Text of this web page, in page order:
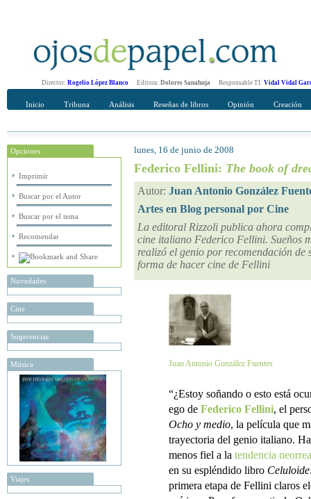
Director: Rogelio López Blanco Editora: Dolores Sanahuja Responsable TI: Vidal Vidal
Inicio Tribuna Análisis Reseñas de libros Opinión Creación
Opciones
Imprimir
Buscar por el Autor
Buscar por el tema
Recomendar
Novedades
Cine
Sugerencias
Música
Viajes
Recomendar
Su nombre Completo
lunes, 16 de junio de 2008
Federico Fellini: The book of
Autor: Juan Antonio González
Artes en Blog personal por Cine
La editoral Rizzoli publica ahora
cine italiano Federico Fellini. Sueños
realizó el genio por recomendación
forma de hacer cine de Fellini
Juan Antonio González Fuentes
“¿Estoy soñando o esto está
ego de Federico Fellini, el
Ocho y medio, la película que
trayectoria del genio italiano.
menos fiel a la tendencia
en su espléndido libro Celuloide
primera etapa de Fellini claros